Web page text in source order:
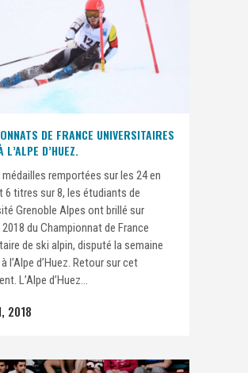
DE FRANCE UNIVERSITAIRES
L’ALPE D’HUEZ.
remportées sur les 24 en
6 titres sur 8, les étudiants de
Grenoble Alpes ont brillé sur
2018 du Championnat de France
de ski alpin, disputé la semaine
l’Alpe d’Huez. Retour sur cet
L’Alpe d’Huez...
2018